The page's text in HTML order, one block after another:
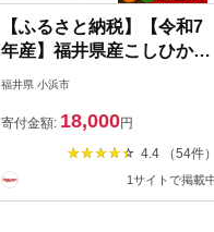
【ふるさと納税】【令和7
年産】福井県産こしひかり
精米 5kg（ビニール袋）＼
お米 米 白米 こめコシヒカ
リ 小浜市 / シマダ農園
[BFAV001 BFAV009
BFAV010]
福井県 小浜市
寄付金額: 18,000円
4.4 （54件）
1サイトで掲載